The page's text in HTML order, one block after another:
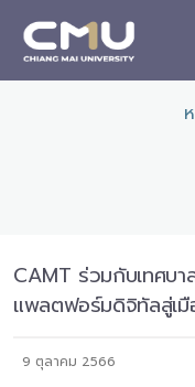
CAMT ร่วมกับเทศบา
แพลตฟอร์มดิจิทัลสู่เมื
9 ตุลาคม 2566